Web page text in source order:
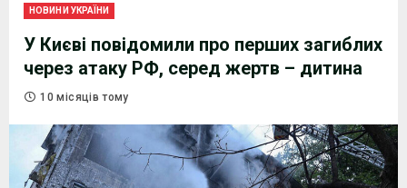
НОВИНИ УКРАЇНИ
У Києві повідомили про перших загиблих
через атаку РФ, серед жертв – дитина
10 місяців тому